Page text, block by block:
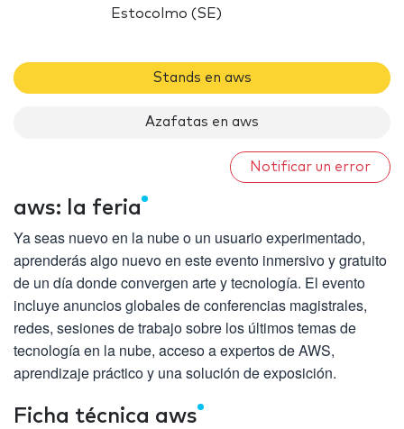
Estocolmo (SE)
Stands en aws
Azafatas en aws
Notificar un error
aws: la feria
Ya seas nuevo en la nube o un usuario experimentado,
aprenderás algo nuevo en este evento inmersivo y gratuito
de un día donde convergen arte y tecnología. El evento
incluye anuncios globales de conferencias magistrales,
redes, sesiones de trabajo sobre los últimos temas de
tecnología en la nube, acceso a expertos de AWS,
aprendizaje práctico y una solución de exposición.
Ficha técnica aws